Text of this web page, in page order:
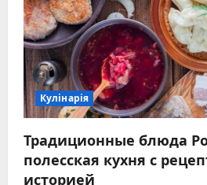
Кулінарія
Традиционные блюда
полесская кухня с
историей